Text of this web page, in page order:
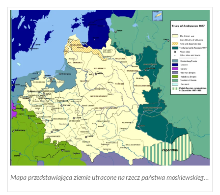
Mapa przedstawiająca ziemie utracone na rzecz państwa moskiewskiego po zawarciu rozejmu w Andruszowie. Jeden z zapisów traktatu stwierdzał, że Kijów po dwóch latach wróci do Rzeczpospolitej. Moskale nie wywiązali się z postanowień traktatu. Źródło: Wikimedia